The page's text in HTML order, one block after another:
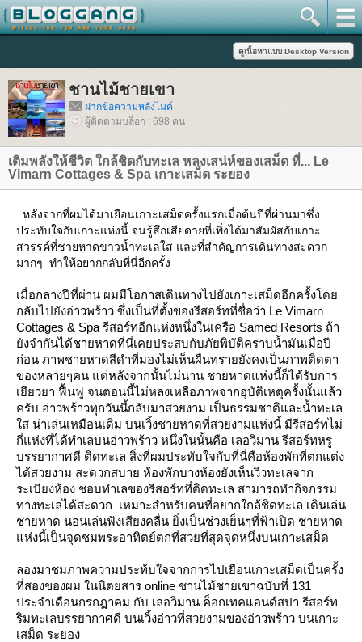
ชานไม้ชายเขา
ฝากข้อความหลังไมค์
ผู้ติดตามบล็อก : 698 คน
เติมพลังให้ชีวิต ใกล้ชิดกับทะเล หลงเสน่ห์ของเสม็ด ที่... Le
Vimarn Cottages & Spa เกาะเสม็ด ระยอง
หลังจากที่ผมได้มาเยือนเกาะเสม็ดครั้งแรกเมื่อต้นปีที่ผ่านมาซึ่ง
ประทับใจกับเกาะแห่งนี้ จนรู้สึกเสียดายที่เพิ่งได้มาสัมผัสกับเกาะ
สวรรค์ที่ชายหาดขาวน้ำทะเลใส และที่สำคัญการเดินทางสะดวก
มากๆ ทำให้อยากกลับที่นี่อีกครั้ง
เมื่อกลางปีที่ผ่าน ผมมีโอกาสเดินทางไปยังเกาะเสม็ดอีกครั้งโด
กลับไปยังอ่าวพร้าว ซึ่งเป็นที่ตั้งของรีสอร์ทที่ชื่อว่า Le Vimarn
Cottages & Spa รีสอร์ทอีกแห่งหนึ่งในเครือ Samed Resorts ถ้า
ังจำกันได้ชายหาดที่นี่เคยประสบกับภัยพิบัติคราบน้ำมันเมื่อปี
ก่อน ภาพชายหาดสีดำที่มองไม่เห็นผืนทรายยังคงเป็นภาพติดตา
ของหลายๆคน แต่หลังจากนั้นไม่นาน ชายหาดแห่งนี้ก็ได้รับการ
เยียวยา ฟื้นฟู จนตอนนี้ไม่หลงเหลือภาพจากอุบัติเหตุครั้งนั้นแล้ว
ครับ อ่าวพร้าวทุกวันนี้กลับมาสวยงาม เป็นธรรมชาติและน้ำทะเล
ส น่าเล่นเหมือนเดิม บนเวิ้งชายหาดที่สวยงามแห่งนี้ มีรีสอร์ทไม่
กี่แห่งที่ได้ทำเลบนอ่าวพร้าว หนึ่งในนั้นคือ เลอวิมาน รีสอร์ทหรู
บรรยากาศดี ติดทะเล สิ่งที่ผมประทับใจกับที่นี่คือห้องพักที่ตกแต่ง
ได้สวยงาม สะดวกสบาย ห้องพักบางห้องยังเห็นวิวทะเลจาก
ระเบียงห้อง ชอบทำเลของรีสอร์ทที่ติดทะเล สามารถทำกิจกรรม
ทางทะเลได้สะดวก เหมาะสำหรับคนที่อยากใกล้ชิดทะเล เดินเล่น
ชายหาด นอนเล่นฟังเสียงคลื่น ยิ่งเป็นช่วงเย็นๆที่ฟ้าเปิด ชายหาด
ห่งนี้เป็นจุดชมพระอาทิตย์ตกที่สวยที่สุดจุดหนึ่งบนเกาะเสม็ด
ลองมาชมภาพความประท้บใจจากการไปเยือนเกาะเสม็ดเป็นครั้ง
ที่สองของผม ในนิตยสาร online ชานไม้ชายเขาฉบับที่ 131
ประจำเดือนกรกฎาคม กับ เลอวิมาน ค็อกเทคแอนด์สปา รีสอร์ท
ริมทะเลบรรยากาศดี บนเวิ้งอ่าวที่สวยงามของอ่าวพร้าว บนเกาะ
เสม็ด ระยอง